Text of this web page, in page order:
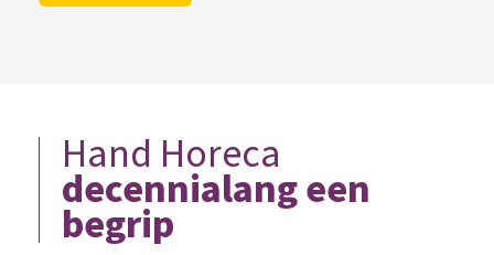
Hand Horeca
decennialang een
begrip